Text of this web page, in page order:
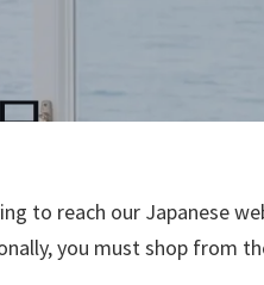
なモダニ
う。
to reach our Japanese
you must shop from